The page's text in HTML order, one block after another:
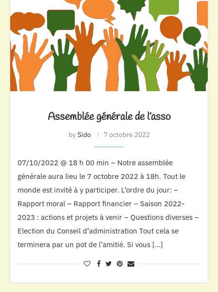
Assemblée générale de l’asso
bySido 7 octobre 2022
07/10/2022 @ 18 h 00 min – Notre assemblée
générale aura lieu le 7 octobre 2022 à 18h. Tout le
monde est invité à y participer. L’ordre du jour: –
Rapport moral – Rapport financier – Saison 2022-
2023 : actions et projets à venir – Questions diverses –
Election du Conseil d’administration Tout cela se
terminera par un pot de l’amitié. Si vous […]